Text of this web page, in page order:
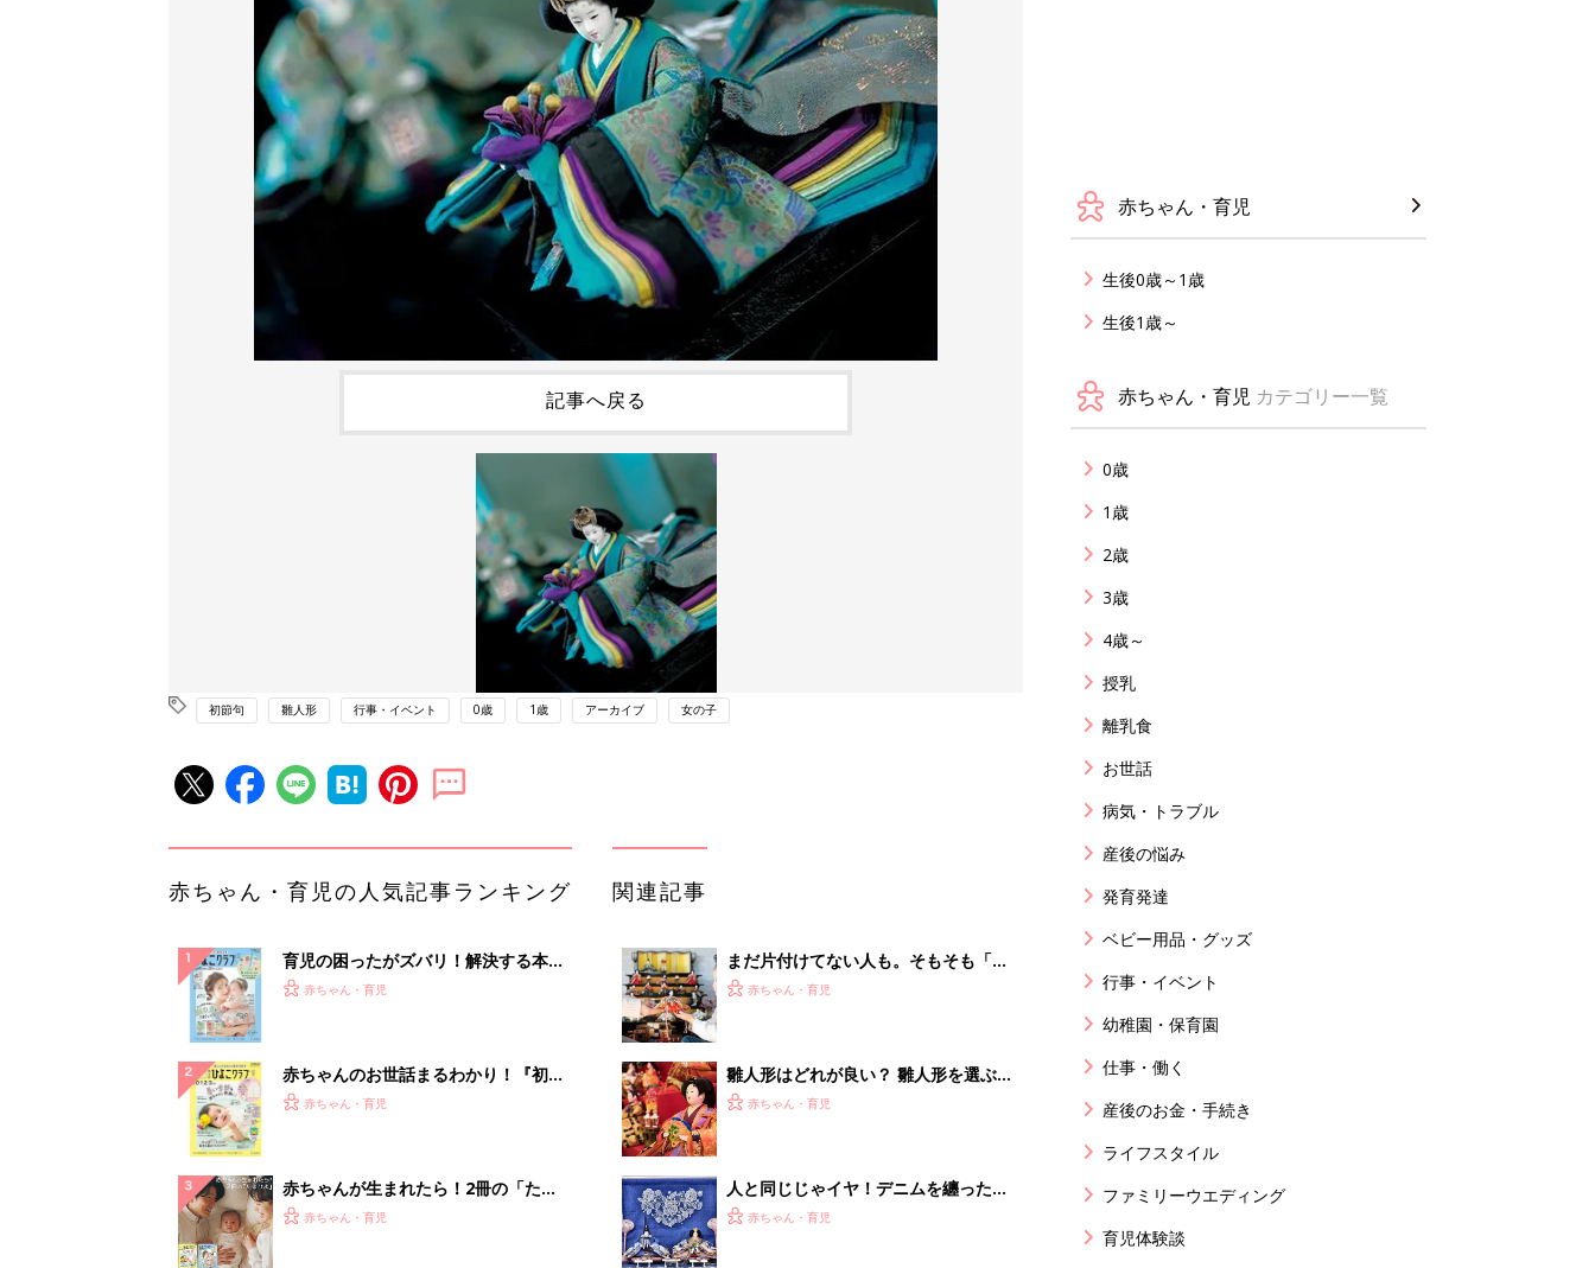
記事へ戻る
初節句 雛人形 行事・イベント 0歳 1歳 アーカイブ 女の子
赤ちゃん・育児の人気記事ランキング
育児の困ったがズバリ！解決する本
『ひよこクラブ 夏号』 4カ月～2才
赤ちゃん・育児
赤ちゃんのお世話まるわかり！『初め
てのひよこクラブ 夏号』〈巻頭大特
赤ちゃん・育児
赤ちゃんが生まれたら！2冊の「たま
ひよ」
赤ちゃん・育児
関連記事
まだ片付けてない人も。そもそも「お
雛様は何歳まで飾りますか？」ママた
赤ちゃん・育児
雛人形はどれが良い？ 雛人形を選ぶ
ときの押さえておきたいポイント
赤ちゃん・育児
人と同じじゃイヤ！デニムを纏ったお
雛様で大人カワイイ初節句
赤ちゃん・育児
赤ちゃん・育児
生後0歳～1歳
生後1歳～
赤ちゃん・育児 カテゴリー一覧
0歳
1歳
2歳
3歳
4歳～
授乳
離乳食
お世話
病気・トラブル
産後の悩み
発育発達
ベビー用品・グッズ
行事・イベント
幼稚園・保育園
仕事・働く
産後のお金・手続き
ライフスタイル
ファミリーウエディング
育児体験談